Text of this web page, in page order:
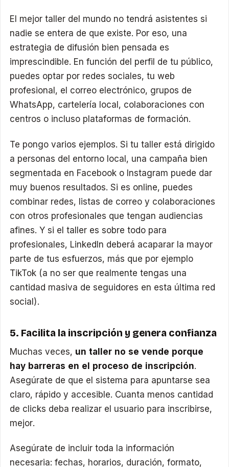
El mejor taller del mundo no tendrá asistentes si
nadie se entera de que existe. Por eso, una
estrategia de difusión bien pensada es
imprescindible. En función del perfil de tu público,
puedes optar por redes sociales, tu web
profesional, el correo electrónico, grupos de
WhatsApp, cartelería local, colaboraciones con
centros o incluso plataformas de formación.
Te pongo varios ejemplos. Si tu taller está dirigido
a personas del entorno local, una campaña bien
segmentada en Facebook o Instagram puede dar
muy buenos resultados. Si es online, puedes
combinar redes, listas de correo y colaboraciones
con otros profesionales que tengan audiencias
afines. Y si el taller es sobre todo para
profesionales, LinkedIn deberá acaparar la mayor
parte de tus esfuerzos, más que por ejemplo
TikTok (a no ser que realmente tengas una
cantidad masiva de seguidores en esta última red
social).
5. Facilita la inscripción y genera confianza
Muchas veces, un taller no se vende porque
hay barreras en el proceso de inscripción.
Asegúrate de que el sistema para apuntarse sea
claro, rápido y accesible. Cuanta menos cantidad
de clicks deba realizar el usuario para inscribirse,
mejor.
Asegúrate de incluir toda la información
necesaria: fechas, horarios, duración, formato,